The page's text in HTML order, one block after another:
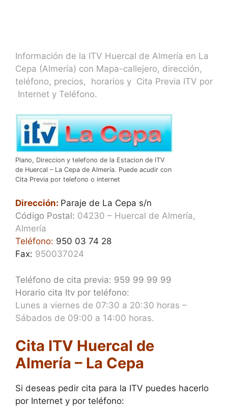
Información de la ITV Huercal de Almería en La
Cepa (Almería) con Mapa-callejero, dirección,
teléfono, precios, horarios y Cita Previa ITV por
Internet y Teléfono.
Plano, Direccion y telefono de la Estacion de ITV
de Huercal – La Cepa de Almería. Puede acudir con
Cita Previa por telefono o internet
Dirección: Paraje de La Cepa s/n
Código Postal: 04230 – Huercal de Almería,
Almería
Teléfono: 950 03 74 28
Fax: 950037024
Teléfono de cita previa: 959 99 99 99
Horario cita Itv por teléfono:
Lunes a viernes de 07:30 a 20:30 horas –
Sábados de 09:00 a 14:00 horas.
Cita ITV Huercal de
Almería – La Cepa
Si deseas pedir cita para la ITV puedes hacerlo
por Internet y por teléfono: